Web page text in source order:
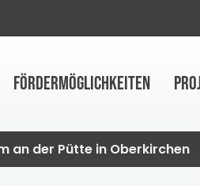
FÖRDERMÖGLICHKEITEN
an der Pütte in Oberkirchen